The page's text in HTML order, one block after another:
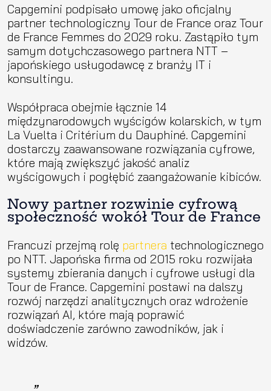
Capgemini podpisało umowę jako oficjalny
partner technologiczny Tour de France oraz Tour
de France Femmes do 2029 roku. Zastąpiło tym
samym dotychczasowego partnera NTT –
japońskiego usługodawcę z branży IT i
konsultingu.
Współpraca obejmie łącznie 14
międzynarodowych wyścigów kolarskich, w tym
La Vuelta i Critérium du Dauphiné. Capgemini
dostarczy zaawansowane rozwiązania cyfrowe,
które mają zwiększyć jakość analiz
wyścigowych i pogłębić zaangażowanie kibiców.
Nowy partner rozwinie cyfrową
społeczność wokół Tour de France
Francuzi przejmą rolę partnera technologicznego
po NTT. Japońska firma od 2015 roku rozwijała
systemy zbierania danych i cyfrowe usługi dla
Tour de France. Capgemini postawi na dalszy
rozwój narzędzi analitycznych oraz wdrożenie
rozwiązań AI, które mają poprawić
doświadczenie zarówno zawodników, jak i
widzów.